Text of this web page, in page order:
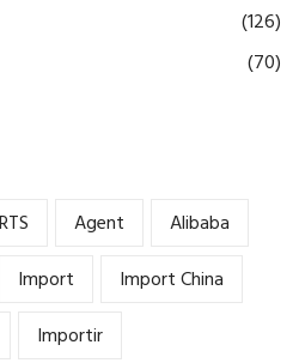
(126)
(70)
Agent
Alibaba
Import
Import China
Importir